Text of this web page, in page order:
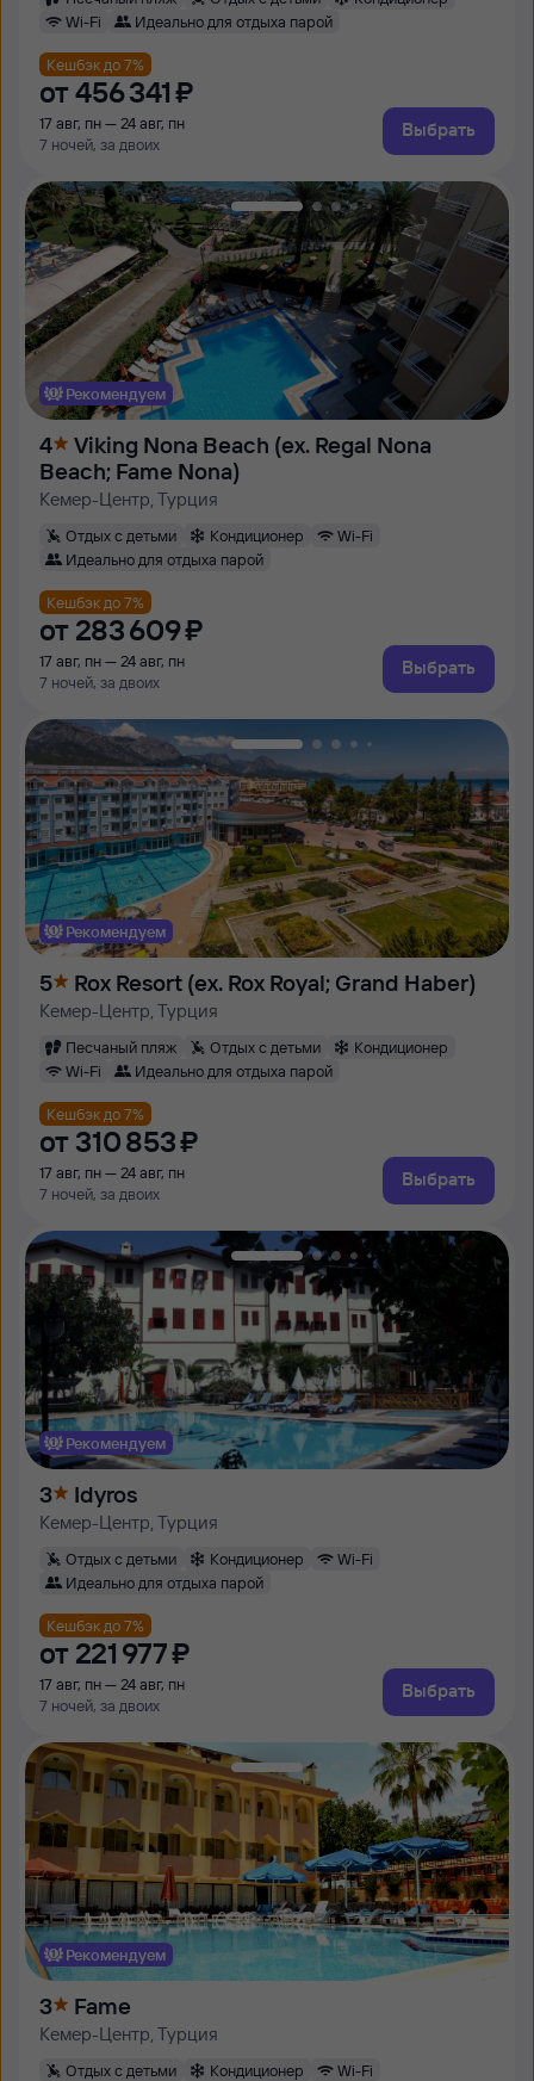
Wi-Fi
Идеально для отдыха парой
Кешбэк до 7%
от 456 ⁠341 ⁠₽
17 авг, пн — 24 авг, пн
7 ночей, за двоих
Выбрать
Рекомендуем
4
Viking Nona Beach (ex. Regal Nona
Beach; Fame Nona)
Кемер-Центр, Турция
Отдых с детьми Кондиционер
Wi-Fi
Идеально для отдыха парой
Кешбэк до 7%
от 283 ⁠609 ⁠₽
17 авг, пн — 24 авг, пн
7 ночей, за двоих
Выбрать
Рекомендуем
5 Rox Resort (ex. Rox Royal; Grand Haber)
Кемер-Центр, Турция
Песчаный пляж Отдых с детьми
Кондиционер
Wi-Fi
Идеально для отдыха парой
Кешбэк до 7%
от 310 ⁠853 ⁠₽
17 авг, пн — 24 авг, пн
7 ночей, за двоих
Выбрать
Рекомендуем
3 Idyros
Кемер-Центр, Турция
Отдых с детьми Кондиционер
Wi-Fi
Идеально для отдыха парой
Кешбэк до 7%
от 221 ⁠977 ⁠₽
17 авг, пн — 24 авг, пн
7 ночей, за двоих
Выбрать
Рекомендуем
3 Fame
Кемер-Центр, Турция
Отдых с детьми Кондиционер
Wi-Fi